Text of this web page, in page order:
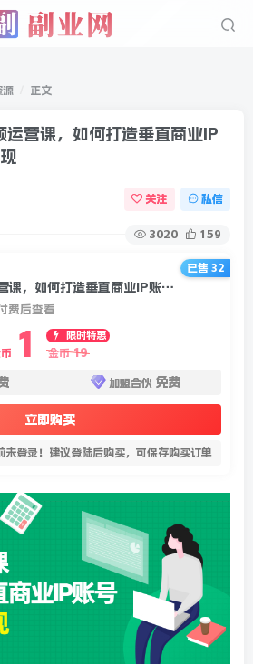
源 正文
运营课，如何打造垂直商业IP
关注 私信
3020 159
（2185期）短视频运营课，如何打造垂直商业IP账号，轻松涨粉变现
费后查看
1
限时特惠
金币 19
加盟合伙 免费
立即购买
未登录！建议登陆后购买，可保存购买订单
已售 32